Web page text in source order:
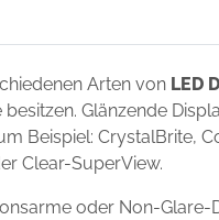
Arten von LED
Glänzende
Beispiel: CrystalBrite,
Clear-SuperView.
oder Non-